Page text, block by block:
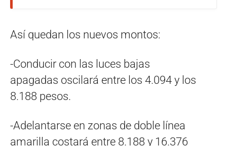
Así quedan los nuevos montos:
-Conducir con las luces bajas
apagadas oscilará entre los 4.094 y los
8.188 pesos.
-Adelantarse en zonas de doble línea
amarilla costará entre 8.188 y 16.376